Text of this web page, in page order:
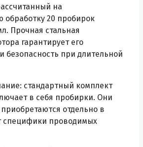
на
обработку 20 пробирок
Прочная стальная
гарантирует его
безопасность при длительной
стандартный комплект
в себя пробирки. Они
отдельно в
специфики проводимых